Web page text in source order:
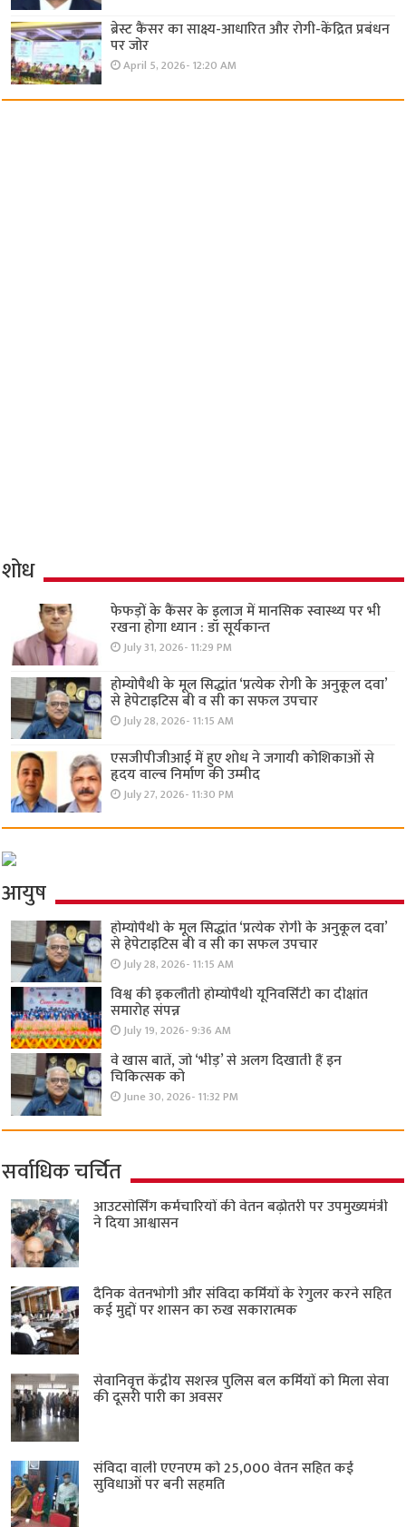
ब्रेस्ट कैंसर का साक्ष्य-आधारित और रोगी-केंद्रित प्रबंधन
पर जोर
April 5, 2026- 12:20 AM
शोध
फेफड़ों के कैंसर के इलाज में मानसिक स्वास्थ्य पर भी
रखना होगा ध्यान : डॉ सूर्यकान्त
July 31, 2026- 11:29 PM
होम्योपैथी के मूल सिद्धांत ‘प्रत्येक रोगी केे अनुकूल दवा’
से हेपेटाइटिस बी व सी का सफल उपचार
July 28, 2026- 11:15 AM
एसजीपीजीआई में हुए शोध ने जगायी कोशिकाओं से
हृदय वाल्व निर्माण की उम्मीद
July 27, 2026- 11:30 PM
आयुष
होम्योपैथी के मूल सिद्धांत ‘प्रत्येक रोगी केे अनुकूल दवा’
से हेपेटाइटिस बी व सी का सफल उपचार
July 28, 2026- 11:15 AM
विश्व की इकलौती होम्योपैथी यूनिवर्सिटी का दीक्षांत
समारोह संपन्न
July 19, 2026- 9:36 AM
वे खास बातें, जो ‘भीड़’ से अलग दिखाती हैं इन
चिकित्सक को
June 30, 2026- 11:32 PM
सर्वाधिक चर्चित
आउटसोर्सिंग कर्मचारियों की वेतन बढ़ोतरी पर उपमुख्यमंत्री
ने दिया आश्वासन
दैनिक वेतनभोगी और संविदा कर्मियों के रेगुलर करने सहित
कई मुद्दों पर शासन का रुख सकारात्मक
सेवानिवृत्त केंद्रीय सशस्त्र पुलिस बल ​कर्मियों को मिला सेवा
की दूसरी पारी का अवसर
संविदा वाली एएनएम को 25,000 वेतन सहित कई
सुविधाओं पर बनी सहमति